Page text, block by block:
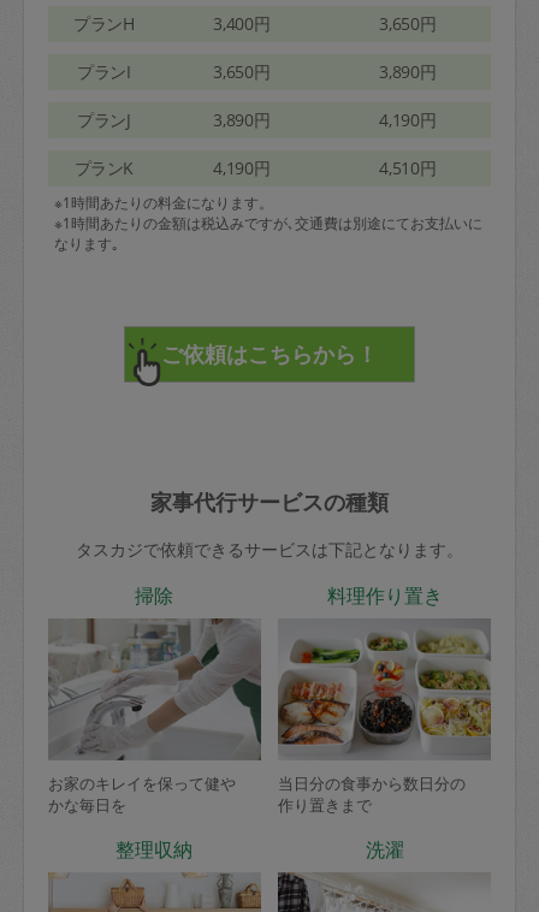
プランH 3,400円 3,650円
プランI 3,650円 3,890円
プランJ 3,890円 4,190円
プランK 4,190円 4,510円
※1時間あたりの料金になります。
※1時間あたりの金額は税込みですが､交通費は別途にてお支払いに
なります｡
家事代行サービスの種類
タスカジで依頼できるサービスは下記となります。
掃除
お家のキレイを保って健や
かな毎日を
料理作り置き
当日分の食事から数日分の
作り置きまで
整理収納 洗濯